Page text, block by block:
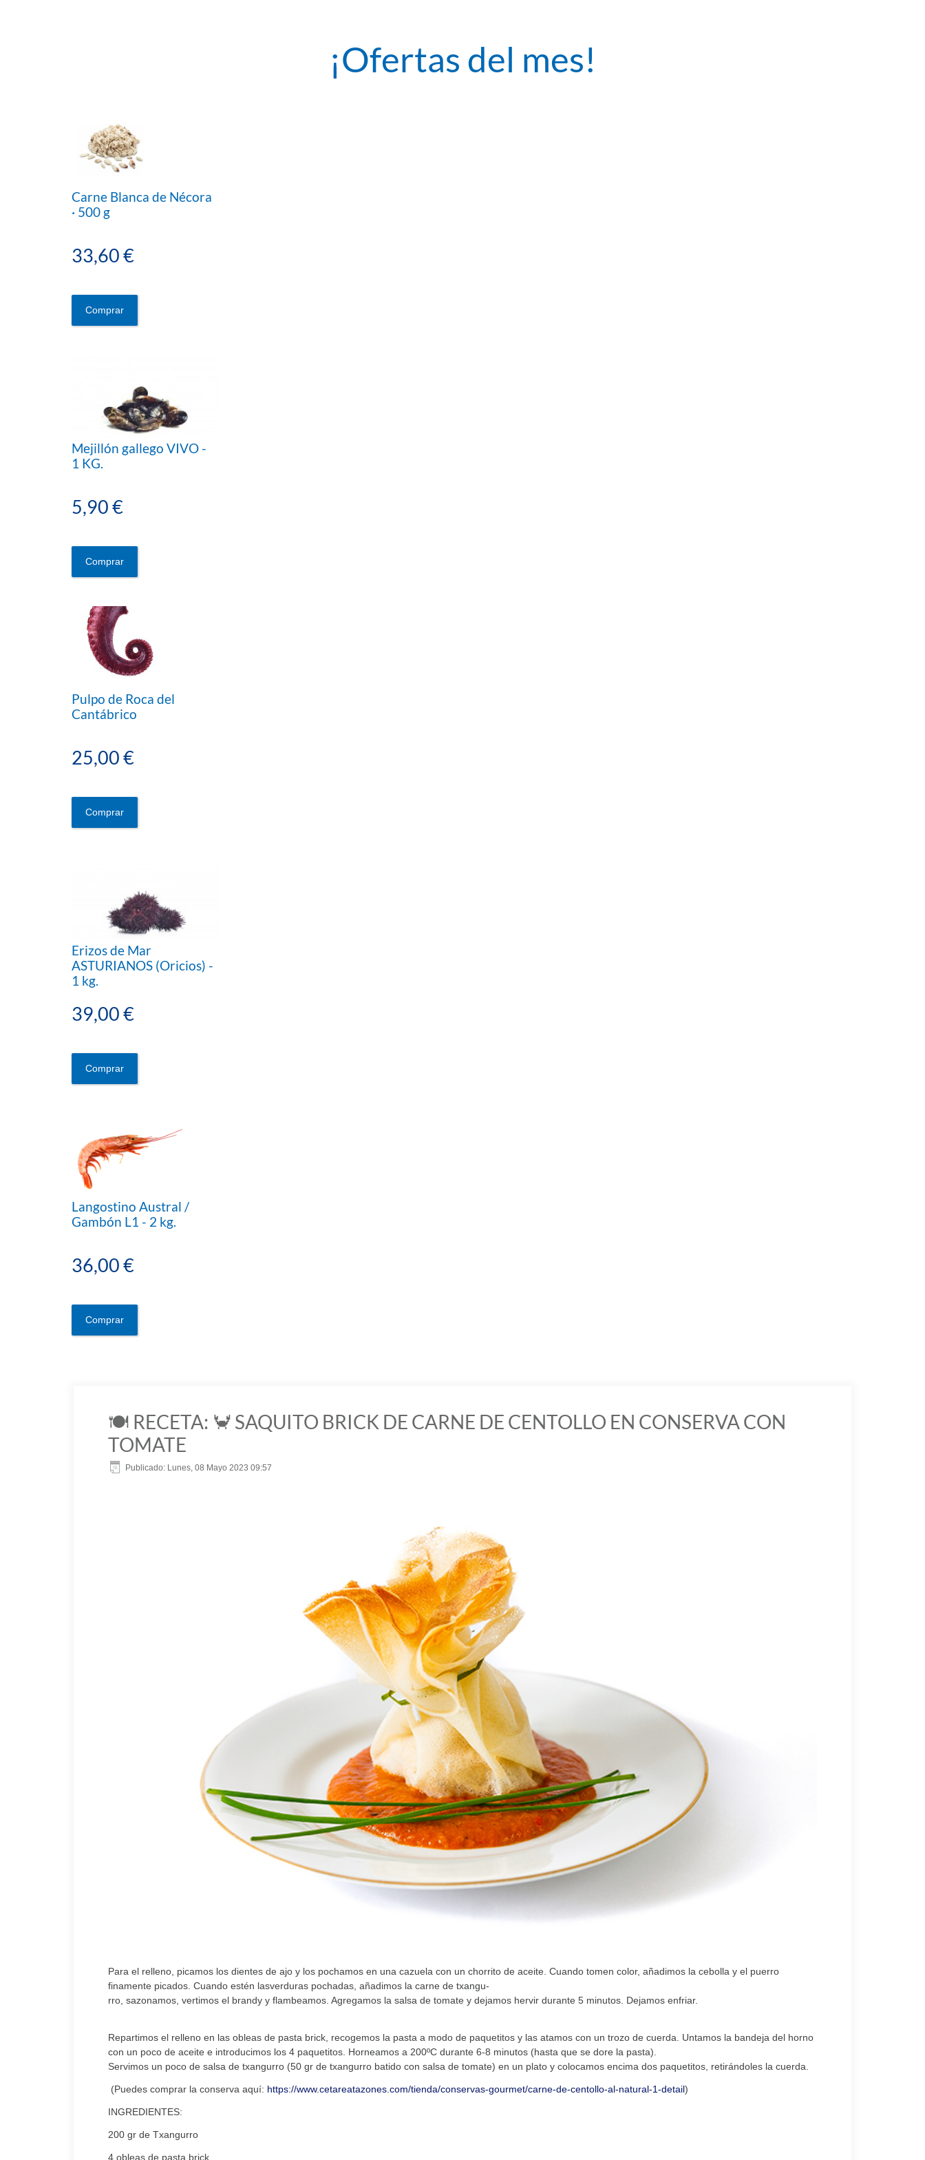
¡Ofertas del mes!
Carne Blanca de Nécora
· 500 g
33,60 €
Comprar
Mejillón gallego VIVO -
1 KG.
5,90 €
Comprar
Pulpo de Roca del
Cantábrico
25,00 €
Comprar
Erizos de Mar
ASTURIANOS (Oricios) -
1 kg.
39,00 €
Comprar
Langostino Austral /
Gambón L1 - 2 kg.
36,00 €
Comprar
🍽 RECETA: 🦀 SAQUITO BRICK DE CARNE DE CENTOLLO EN CONSERVA CON
TOMATE
Publicado: Lunes, 08 Mayo 2023 09:57
Para el relleno, picamos los dientes de ajo y los pochamos en una cazuela con un chorrito de aceite. Cuando tomen color, añadimos la cebolla y el puerro
finamente picados. Cuando estén lasverduras pochadas, añadimos la carne de txangu-
rro, sazonamos, vertimos el brandy y flambeamos. Agregamos la salsa de tomate y dejamos hervir durante 5 minutos. Dejamos enfriar.
Repartimos el relleno en las obleas de pasta brick, recogemos la pasta a modo de paquetitos y las atamos con un trozo de cuerda. Untamos la bandeja del horno
con un poco de aceite e introducimos los 4 paquetitos. Horneamos a 200ºC durante 6-8 minutos (hasta que se dore la pasta).
Servimos un poco de salsa de txangurro (50 gr de txangurro batido con salsa de tomate) en un plato y colocamos encima dos paquetitos, retirándoles la cuerda.
(Puedes comprar la conserva aquí: https://www.cetareatazones.com/tienda/conservas-gourmet/carne-de-centollo-al-natural-1-detail)
INGREDIENTES:
200 gr de Txangurro
4 obleas de pasta brick